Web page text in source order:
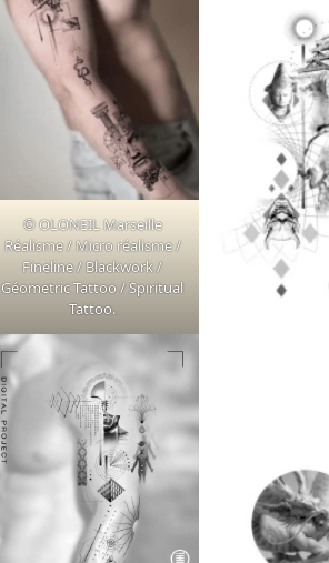
© OLONEIL Marseille
Réalisme / Micro réalisme /
Fineline / Blackwork /
Géometric Tattoo / Spiritual
Tattoo.